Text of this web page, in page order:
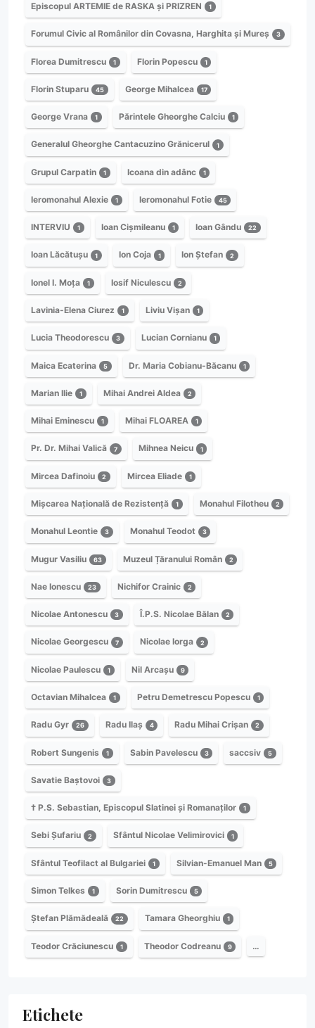
Episcopul ARTEMIE de RASKA și PRIZREN 1
Forumul Civic al Românilor din Covasna, Harghita și Mureș 3
Florea Dumitrescu 1 Florin Popescu 1
Florin Stuparu 45 George Mihalcea 17
George Vrana 1 Părintele Gheorghe Calciu 1
Generalul Gheorghe Cantacuzino Grănicerul 1
Grupul Carpatin 1 Icoana din adânc 1
Ieromonahul Alexie 1 Ieromonahul Fotie 45
INTERVIU 1 Ioan Cișmileanu 1 Ioan Gându 22
Ioan Lăcătușu 1 Ion Coja 1 Ion Ștefan 2
Ionel I. Moța 1 Iosif Niculescu 2
Lavinia-Elena Ciurez 1 Liviu Vișan 1
Lucia Theodorescu 3 Lucian Cornianu 1
Maica Ecaterina 5 Dr. Maria Cobianu-Băcanu 1
Marian Ilie 1 Mihai Andrei Aldea 2
Mihai Eminescu 1 Mihai FLOAREA 1
Pr. Dr. Mihai Valică 7 Mihnea Neicu 1
Mircea Dafinoiu 2 Mircea Eliade 1
Mișcarea Națională de Rezistență 1 Monahul Filotheu 2
Monahul Leontie 3 Monahul Teodot 3
Mugur Vasiliu 63 Muzeul Țăranului Român 2
Nae Ionescu 23 Nichifor Crainic 2
Nicolae Antonescu 3 Î.P.S. Nicolae Bălan 2
Nicolae Georgescu 7 Nicolae Iorga 2
Nicolae Paulescu 1 Nil Arcașu 9
Octavian Mihalcea 1 Petru Demetrescu Popescu 1
Radu Gyr 26 Radu Ilaș 4 Radu Mihai Crișan 2
Robert Sungenis 1 Sabin Pavelescu 3 saccsiv 5
Savatie Baștovoi 3
† P.S. Sebastian, Episcopul Slatinei și Romanaților 1
Sebi Șufariu 2 Sfântul Nicolae Velimirovici 1
Sfântul Teofilact al Bulgariei 1 Silvian-Emanuel Man 5
Simon Telkes 1 Sorin Dumitrescu 5
Ștefan Plămădeală 22 Tamara Gheorghiu 1
Teodor Crăciunescu 1 Theodor Codreanu 9 …
Etichete